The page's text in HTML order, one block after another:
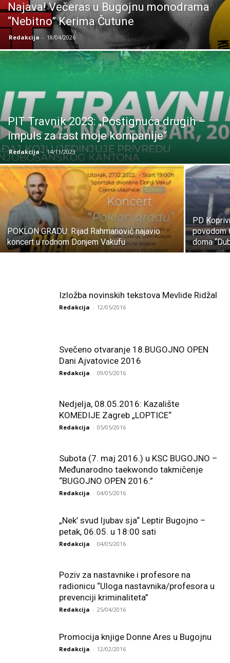
Najava! Večeras u Bugojnu monodrama
“Nebitno” Kerima Čutune
Redakcija - 18/04/2026
PIT Travnik 2023: „Postignuća drugih –
impuls za rast moje kompanije“
Redakcija - 14/11/2023
POKLON GRADU: Rijad Rahmanović najavio
koncert u rodnom Donjem Vakufu
PD
povodom
doma
Izložba novinskih tekstova Mevlide Ridžal
Redakcija - 12/05/2016
Svečeno otvaranje 18.BUGOJNO OPEN
Dani Ajvatovice 2016
Redakcija - 09/05/2016
Nedjelja, 08.05.2016: Kazalište
KOMEDIJE Zagreb „LOPTICE“
Redakcija - 05/05/2016
Subota (7. maj 2016.) u KSC BUGOJNO –
Međunarodno taekwondo takmičenje
“BUGOJNO OPEN 2016.”
Redakcija - 04/05/2016
„Nek’ svud ljubav sja“ Leptir Bugojno –
petak, 06.05. u 18:00 sati
Redakcija - 04/05/2016
Poziv za nastavnike i profesore na
radionicu “Uloga nastavnika/profesora u
prevenciji kriminaliteta”
Redakcija - 25/04/2016
Promocija knjige Donne Ares u Bugojnu
Redakcija - 12/02/2016